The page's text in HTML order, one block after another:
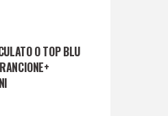
O TOP BLU